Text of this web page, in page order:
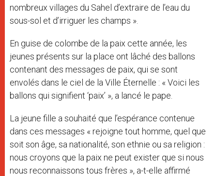
nombreux villages du Sahel d’extraire de l’eau du
sous-sol et d’irriguer les champs ».
En guise de colombe de la paix cette année, les
jeunes présents sur la place ont lâché des ballons
contenant des messages de paix, qui se sont
envolés dans le ciel de la Ville Éternelle : « Voici les
ballons qui signifient ‘paix’ », a lancé le pape.
La jeune fille a souhaité que l’espérance contenue
dans ces messages « rejoigne tout homme, quel que
soit son âge, sa nationalité, son ethnie ou sa religion :
nous croyons que la paix ne peut exister que si nous
nous reconnaissons tous frères », a-t-elle affirmé